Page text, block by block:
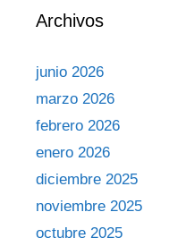
Archivos
junio 2026
marzo 2026
febrero 2026
enero 2026
diciembre 2025
noviembre 2025
octubre 2025